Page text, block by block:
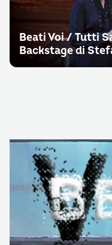
Beati Voi / Tutti
Backstage di